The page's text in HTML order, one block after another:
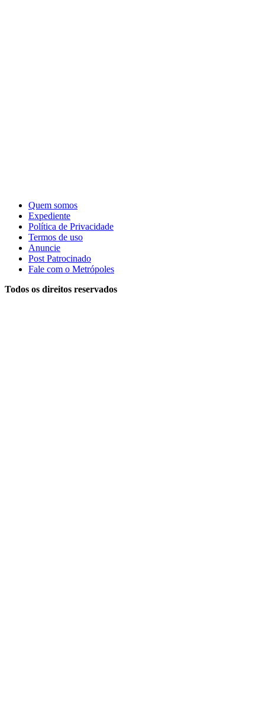
Quem somos
Expediente
Política de Privacidade
Termos de uso
Anuncie
Post Patrocinado
Fale com o Metrópoles
Todos os direitos reservados